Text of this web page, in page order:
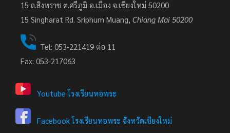
15 ถ.สิงหราช ต.ศรีภูมิ อ.เมือง จ.เชียงใหม่ 50200
15 Singharat Rd. Sriphum Muang, Chiang Mai 50200
Tel: 053-221419 ต่อ 11
Fax: 053-217063
Youtube โรงเรียนหอพระ
Facebook โรงเรียนหอพระ จังหวัดเชียงใหม่